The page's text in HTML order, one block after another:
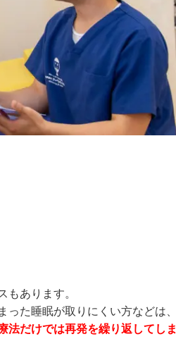
もあります。
た睡眠が取りにくい方などは、
法だけでは再発を繰り返してしま